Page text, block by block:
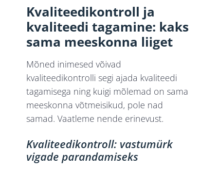
Kvaliteedikontroll ja
kvaliteedi tagamine: kaks
sama meeskonna liiget
Mõned inimesed võivad
kvaliteedikontrolli segi ajada kvaliteedi
tagamisega ning kuigi mõlemad on sama
meeskonna võtmeisikud, pole nad
samad. Vaatleme nende erinevust.
Kvaliteedikontroll: vastumürk
vigade parandamiseks